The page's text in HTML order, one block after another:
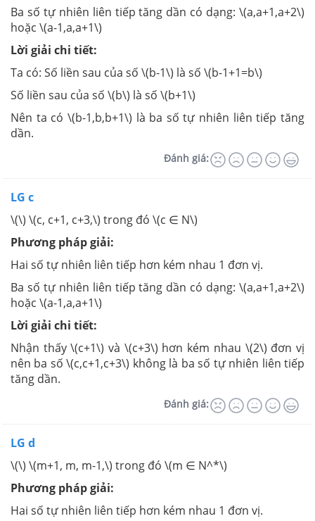
Ba số tự nhiên liên tiếp tăng dần có dạng: \(a,a+1,a+2\)
hoặc \(a-1,a,a+1\)
Lời giải chi tiết:
Ta có: Số liền sau của số \(b-1\) là số \(b-1+1=b\)
Số liền sau của số \(b\) là số \(b+1\)
Nên ta có \(b-1,b,b+1\) là ba số tự nhiên liên tiếp tăng
dần.
Đánh giá:
LG c
\(\) \(c, c+1, c+3,\) trong đó \(c ∈ N\)
Phương pháp giải:
Hai số tự nhiên liên tiếp hơn kém nhau 1 đơn vị.
Ba số tự nhiên liên tiếp tăng dần có dạng: \(a,a+1,a+2\)
hoặc \(a-1,a,a+1\)
Lời giải chi tiết:
Nhận thấy \(c+1\) và \(c+3\) hơn kém nhau \(2\) đơn vị
nên ba số \(c,c+1,c+3\) không là ba số tự nhiên liên tiếp
tăng dần.
Đánh giá:
LG d
\(\) \(m+1, m, m-1,\) trong đó \(m ∈ N^*\)
Phương pháp giải:
Hai số tự nhiên liên tiếp hơn kém nhau 1 đơn vị.